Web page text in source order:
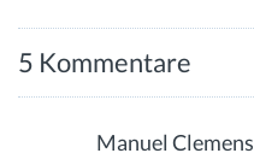
5 Kommentare
Manuel Clemens